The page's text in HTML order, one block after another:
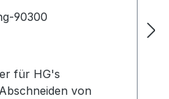
90300
für HG's
von